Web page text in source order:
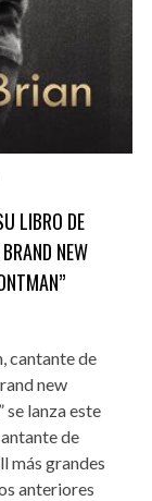
LIBRO DE
NEW
cantante de
new
lanza este
de
más grandes
anteriores